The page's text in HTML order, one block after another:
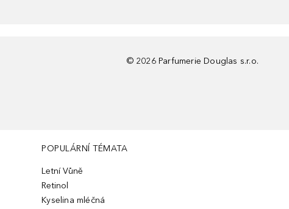
© 2026 Parfumerie Douglas s.r.o.
POPULÁRNÍ TÉMATA
Letní Vůně
Retinol
Kyselina mléčná